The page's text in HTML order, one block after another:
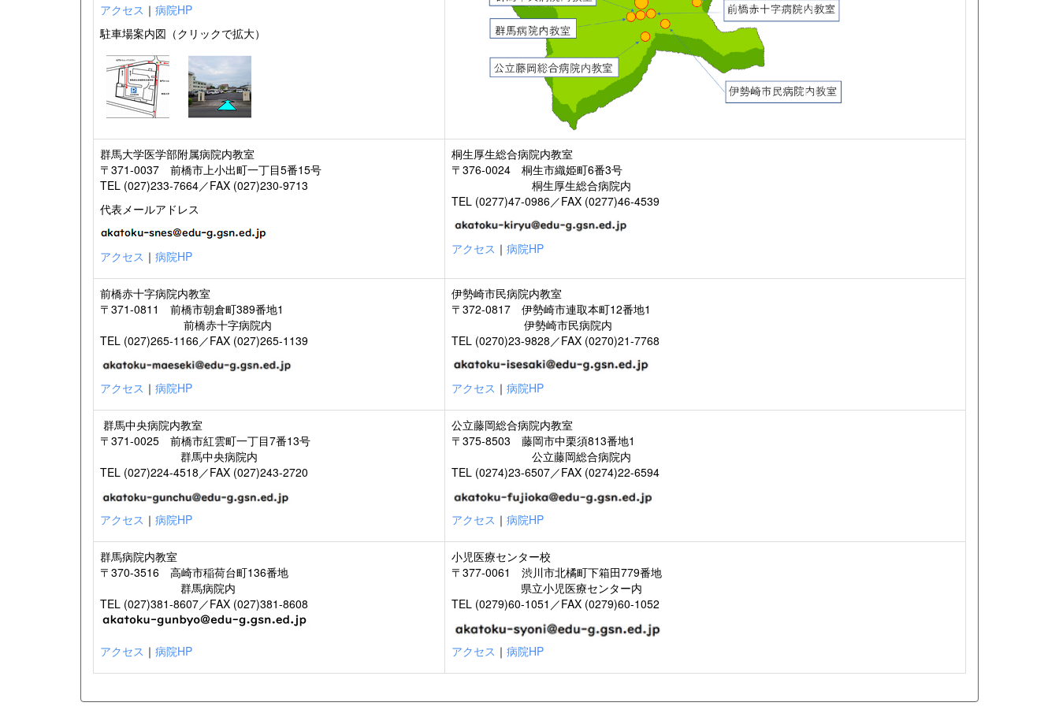
アクセス ｜ 病院HP
駐車場案内図（クリックで拡大）
群馬大学医学部附属病院内教室
〒371-0037 前橋市上小出町一丁目5番15号
TEL (027)233-7664／FAX (027)230-9713
代表メールアドレス
アクセス ｜ 病院HP
桐生厚生総合病院内教室
〒376-0024 桐生市織姫町6番3号
桐生厚生総合病院内
TEL (0277)47-0986／FAX (0277)46-4539
アクセス ｜ 病院HP
前橋赤十字病院内教室
〒371-0811 前橋市朝倉町389番地1
前橋赤十字病院内
TEL (027)265-1166／FAX (027)265-1139
アクセス ｜ 病院HP
伊勢崎市民病院内教室
〒372-0817 伊勢崎市連取本町12番地1
伊勢崎市民病院内
TEL (0270)23-9828／FAX (0270)21-7768
アクセス ｜ 病院HP
群馬中央病院内教室
〒371-0025 前橋市紅雲町一丁目7番13号
群馬中央病院内
TEL (027)224-4518／FAX (027)243-2720
アクセス ｜ 病院HP
公立藤岡総合病院内教室
〒375-8503 藤岡市中栗須813番地1
公立藤岡総合病院内
TEL (0274)23-6507／FAX (0274)22-6594
アクセス ｜ 病院HP
群馬病院内教室
〒370-3516 高崎市稲荷台町136番地
群馬病院内
TEL (027)381-8607／FAX (027)381-8608
アクセス ｜ 病院HP
小児医療センター校
〒377-0061 渋川市北橘町下箱田779番地
県立小児医療センター内
TEL (0279)60-1051／FAX (0279)60-1052
アクセス ｜ 病院HP